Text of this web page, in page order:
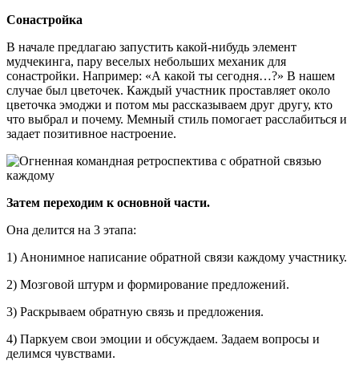
Сонастройка
В начале предлагаю запустить какой-нибудь элемент
мудчекинга, пару веселых небольших механик для
сонастройки. Например: «А какой ты сегодня…?» В нашем
случае был цветочек. Каждый участник проставляет около
цветочка эмоджи и потом мы рассказываем друг другу, кто
что выбрал и почему. Мемный стиль помогает расслабиться и
задает позитивное настроение.
Затем переходим к основной части.
Она делится на 3 этапа:
1) Анонимное написание обратной связи каждому участнику.
2) Мозговой штурм и формирование предложений.
3) Раскрываем обратную связь и предложения.
4) Паркуем свои эмоции и обсуждаем. Задаем вопросы и
делимся чувствами.